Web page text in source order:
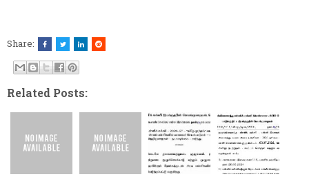
Share:
Related Posts: